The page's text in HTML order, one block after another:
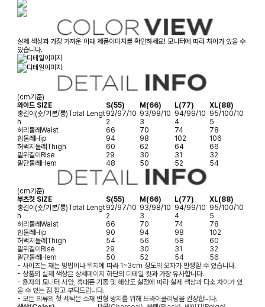
실제 색상과 가장 가까운 아래 제품이미지를 확인하세요! 모니터에 따라 차이가 있을 수
있습니다.
(cm기준)
와이드 SIZE
S(55) M(66) L(77)
XL(88)
총길이(숏/기본/롱)Total Lengt
h
92/97/10
2
93/98/10
3
94/99/10
4
95/100/10
5
허리둘레Waist 66 70 74
78
힙둘레Hip 94 98 102
106
허벅지둘레Thigh 60 62 64
66
밑위길이Rise 29 30 31
32
밑단둘레Hem 48 50 52 54
(cm기준)
부츠컷 SIZE
S(55) M(66) L(77)
XL(88)
총길이(숏/기본/롱)Total Lengt
h
92/97/10
2
93/98/10
3
94/99/10
4
95/100/10
5
허리둘레 Waist 66 70 74
78
힙둘레 Hip 90 94 98
102
허벅지둘레 Thigh 54 56 58
60
밑위길이 Rise 29 30 31
32
밑단둘레 Hem 50 52 54
56
- 사이즈는 재는 방법이나 위치에 따라 1~3cm 정도의 오차가 발생할 수 있습니다.
- 상품의 실제 색상은 상세페이지 하단의 디테일 컷과 가장 유사합니다.
- 용자의 모니터 사양, 휴대폰 기종 및 해상도 설정에 따라 실제 색상과 다소 차이가 있
을 수 있는 점 참고 부탁드립니다.
- 모든 의류의 첫 세탁은 소재 변형 방지를 위해 드라이클리닝을 권장합니다.